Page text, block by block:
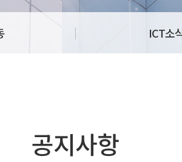
ICT소
공지사항